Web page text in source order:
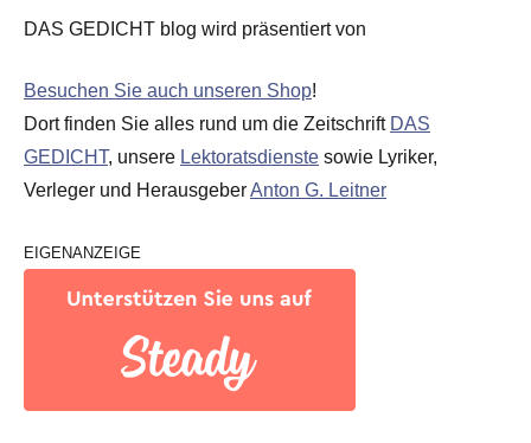
DAS GEDICHT blog wird präsentiert von
Besuchen Sie auch unseren Shop!
Dort finden Sie alles rund um die Zeitschrift DAS
GEDICHT, unsere Lektoratsdienste sowie Lyriker,
Verleger und HerausgeberAnton G. Leitner
EIGENANZEIGE